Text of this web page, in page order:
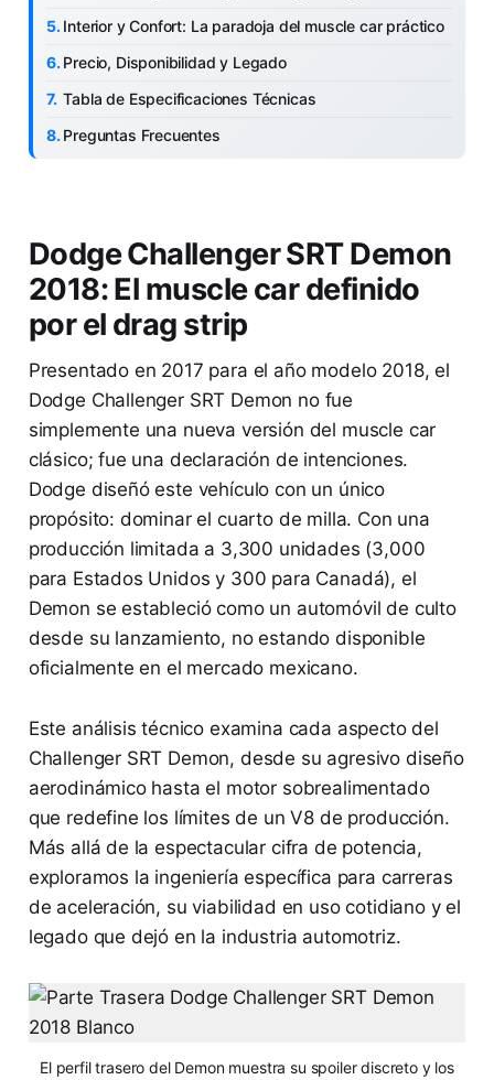
Interior y Confort: La paradoja del muscle car práctico
Precio, Disponibilidad y Legado
Tabla de Especificaciones Técnicas
Preguntas Frecuentes
Dodge Challenger SRT Demon
2018: El muscle car definido
por el drag strip
Presentado en 2017 para el año modelo 2018, el
Dodge Challenger SRT Demon no fue
simplemente una nueva versión del muscle car
clásico; fue una declaración de intenciones.
Dodge diseñó este vehículo con un único
propósito: dominar el cuarto de milla. Con una
producción limitada a 3,300 unidades (3,000
para Estados Unidos y 300 para Canadá), el
Demon se estableció como un automóvil de culto
desde su lanzamiento, no estando disponible
oficialmente en el mercado mexicano.
Este análisis técnico examina cada aspecto del
Challenger SRT Demon, desde su agresivo diseño
aerodinámico hasta el motor sobrealimentado
que redefine los límites de un V8 de producción.
Más allá de la espectacular cifra de potencia,
exploramos la ingeniería específica para carreras
de aceleración, su viabilidad en uso cotidiano y el
legado que dejó en la industria automotriz.
El perfil trasero del Demon muestra su spoiler discreto y los